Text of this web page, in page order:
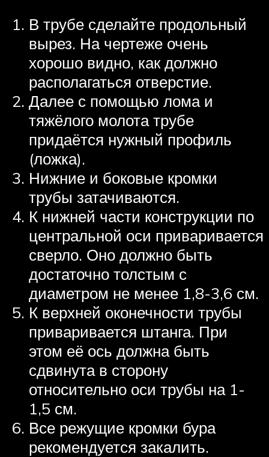
В трубе сделайте продольный
вырез. На чертеже очень
хорошо видно, как должно
располагаться отверстие.
Далее с помощью лома и
тяжёлого молота трубе
придаётся нужный профиль
(ложка).
Нижние и боковые кромки
трубы затачиваются.
К нижней части конструкции по
центральной оси приваривается
сверло. Оно должно быть
достаточно толстым с
диаметром не менее 1,8-3,6 см.
К верхней оконечности трубы
приваривается штанга. При
этом её ось должна быть
сдвинута в сторону
относительно оси трубы на 1-
1,5 см.
Все режущие кромки бура
рекомендуется закалить.